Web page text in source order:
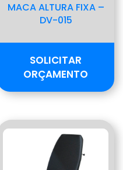
MACA ALTURA FIXA –
DV-015
SOLICITAR
ORÇAMENTO